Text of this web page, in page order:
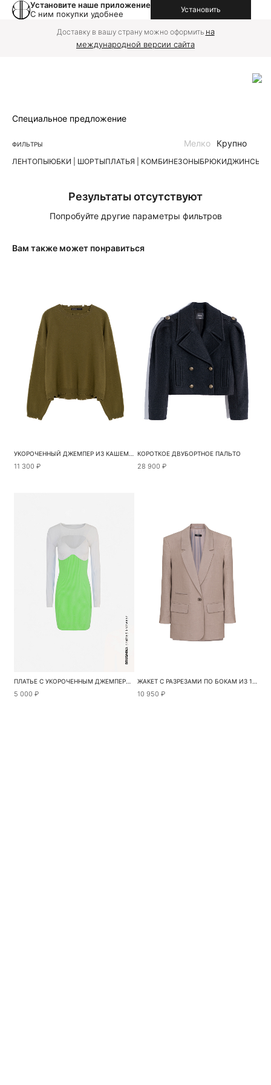
Установите наше приложение
С ним покупки удобнее
Установить
Доставку в вашу страну можно оформить на
международной версии сайта
Специальное предложение
ФИЛЬТРЫ
ЛЕНТОПЫЮБКИ | ШОРТЫПЛАТЬЯ | КОМБИНЕЗОНЫБРЮКИДЖИНСЫ
Мелко Крупно
Результаты отсутствуют
Попробуйте другие параметры фильтров
Вам также может понравиться
УКОРОЧЕННЫЙ ДЖЕМПЕР ИЗ КАШЕМИРА И ШЕРСТИ
11 300 ₽
КОРОТКОЕ ДВУБОРТНОЕ ПАЛЬТО
28 900 ₽
ПЛАТЬЕ С УКОРОЧЕННЫМ ДЖЕМПЕРОМ
5 000 ₽
ЖАКЕТ С РАЗРЕЗАМИ ПО БОКАМ ИЗ 100% ЛЬНА
10 950 ₽